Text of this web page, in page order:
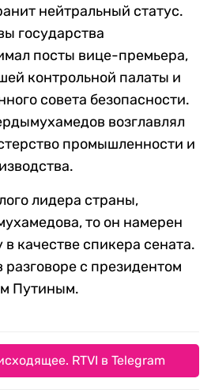
нейтральный статус.
государства
посты вице-премьера,
контрольной палаты и
совета безопасности.
возглавлял
промышленности и
лидера страны,
то он намерен
качестве спикера сената.
разговоре с президентом
Путиным.
RTVI в Telegram